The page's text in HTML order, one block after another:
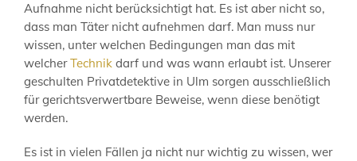
Aufnahme nicht berücksichtigt hat. Es ist aber nicht so,
dass man Täter nicht aufnehmen darf. Man muss nur
wissen, unter welchen Bedingungen man das mit
welcherTechnik darf und was wann erlaubt ist. Unserer
geschulten Privatdetektive in Ulm sorgen ausschließlich
für gerichtsverwertbare Beweise, wenn diese benötigt
werden.
Es ist in vielen Fällen ja nicht nur wichtig zu wissen, wer